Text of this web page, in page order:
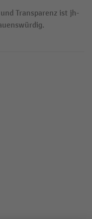
Transparenz ist jh-